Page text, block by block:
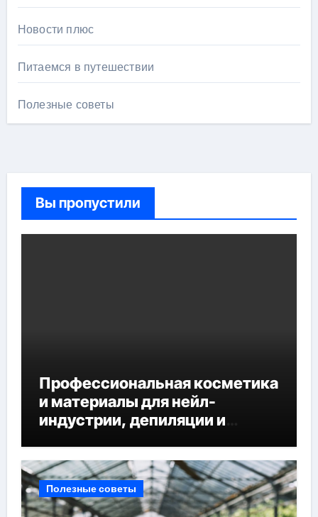
Новости плюс
Питаемся в путешествии
Полезные советы
Вы пропустили
Профессиональная косметика
и материалы для нейл-
индустрии, депиляции и
Полезные советы